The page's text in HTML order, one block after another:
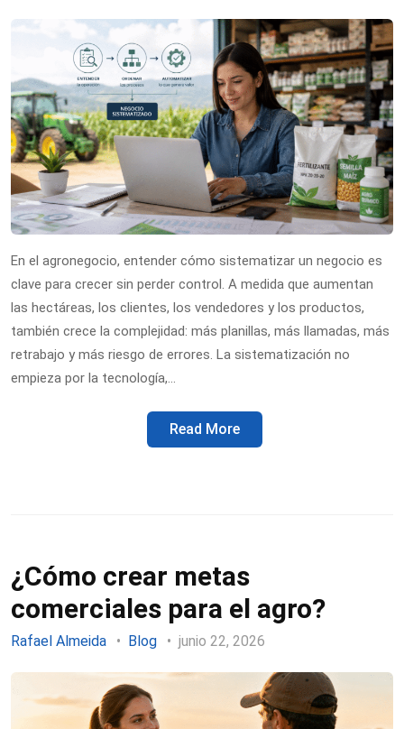
En el agronegocio, entender cómo sistematizar un negocio es
clave para crecer sin perder control. A medida que aumentan
las hectáreas, los clientes, los vendedores y los productos,
también crece la complejidad: más planillas, más llamadas, más
retrabajo y más riesgo de errores. La sistematización no
empieza por la tecnología,…
Read More
¿Cómo crear metas
comerciales para el agro?
Rafael Almeida Blog junio 22, 2026